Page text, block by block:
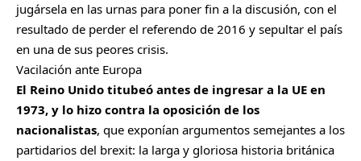
jugársela en las urnas para poner fin a la discusión, con el
resultado de perder el referendo de 2016 y sepultar el país
en una de sus peores crisis.
Vacilación ante Europa
El Reino Unido titubeó antes de ingresar a la UE en
1973, y lo hizo contra la oposición de los
nacionalistas, que exponían argumentos semejantes a los
partidarios del brexit: la larga y gloriosa historia británica